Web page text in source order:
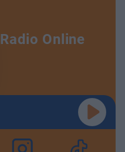
Radio Online